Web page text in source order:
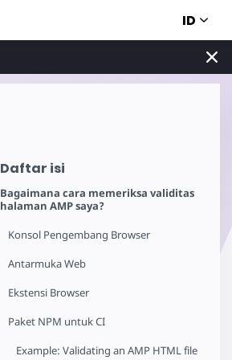
ID
Daftar isi
Bagaimana cara memeriksa validitas
halaman AMP saya?
Konsol Pengembang Browser
Antarmuka Web
Ekstensi Browser
Paket NPM untuk CI
Example: Validating an AMP HTML file